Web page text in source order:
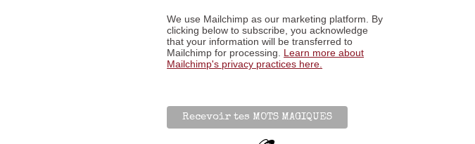
We use Mailchimp as our marketing platform. By
clicking below to subscribe, you acknowledge
that your information will be transferred to
Mailchimp for processing. Learn more about
Mailchimp's privacy practices here.